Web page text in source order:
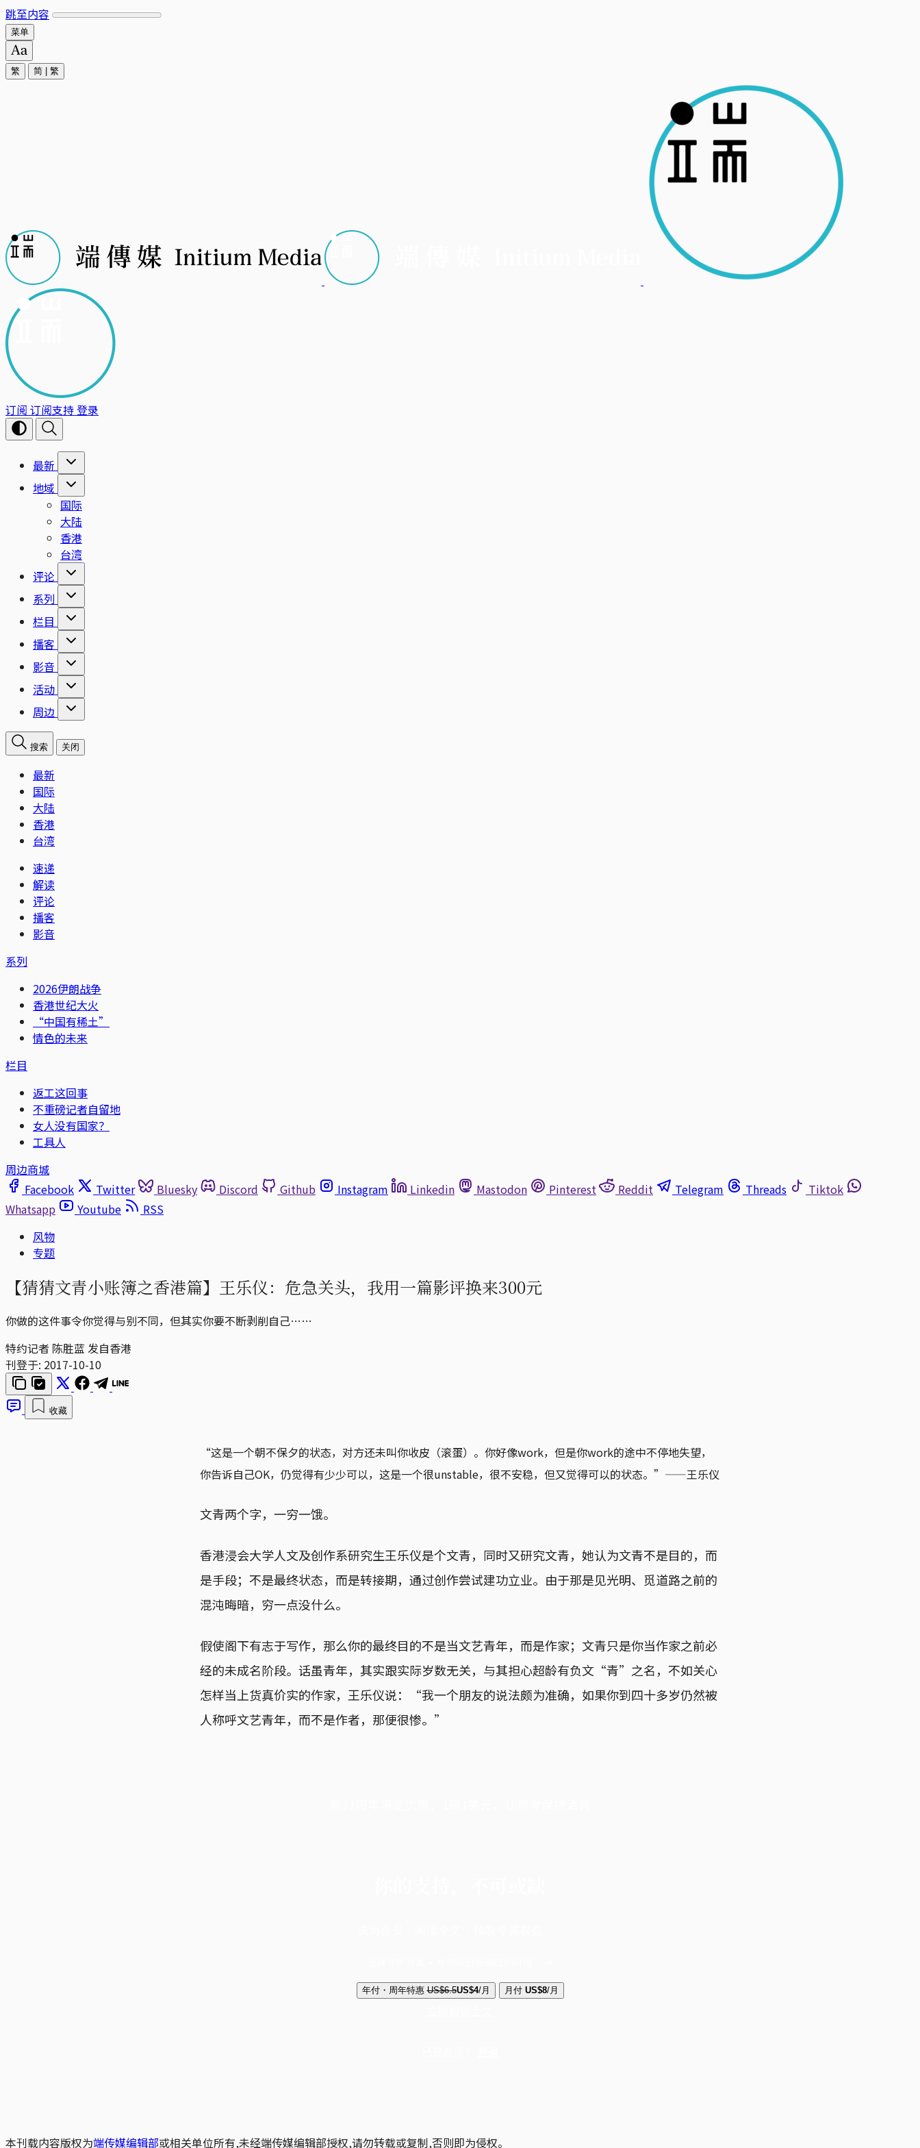
跳至内容
菜单
繁 简 繁
订阅 订阅支持登录
最新
地域
国际
大陆
香港
台湾
评论
系列
栏目
播客
影音
活动
周边
搜索 关闭
最新
国际
大陆
香港
台湾
速递
解读
评论
播客
影音
系列
2026伊朗战争
香港世纪大火
“中国有稀土”
情色的未来
栏目
返工这回事
不重磅记者自留地
女人没有国家？
工具人
周边商城
Facebook
Twitter Bluesky Discord Github Instagram Linkedin Mastodon Pinterest Reddit Telegram Threads
Tiktok
Whatsapp
Youtube
RSS
风物
专题
【猜猜文青小账簿之香港篇】王乐仪：危急关头，我用一篇影评换来300元
你做的这件事令你觉得与别不同，但其实你要不断剥削自己……
特约记者 陈胜蓝 发自香港
刊登于: 2017-10-10
收藏
“这是一个朝不保夕的状态，对方还未叫你收皮（滚蛋）。你好像work，但是你work的途中不停地失望，
你告诉自己OK，仍觉得有少少可以，这是一个很unstable，很不安稳，但又觉得可以的状态。”——王乐仪
文青两个字，一穷一饿。
香港浸会大学人文及创作系研究生王乐仪是个文青，同时又研究文青，她认为文青不是目的，而
是手段；不是最终状态，而是转接期，通过创作尝试建功立业。由于那是见光明、觅道路之前的
混沌晦暗，穷一点没什么。
假使阁下有志于写作，那么你的最终目的不是当文艺青年，而是作家；文青只是你当作家之前必
经的未成名阶段。话虽青年，其实跟实际岁数无关，与其担心超龄有负文“青”之名，不如关心
怎样当上货真价实的作家，王乐仪说：“我一个朋友的说法颇为准确，如果你到四十多岁仍然被
人称呼文艺青年，而不是作者，那便很惨。”
年付・周年特惠 US$6.5US$4/月 月付 US$8/月
本刊载内容版权为端传媒编辑部或相关单位所有,未经端传媒编辑部授权,请勿转载或复制,否则即为侵权。